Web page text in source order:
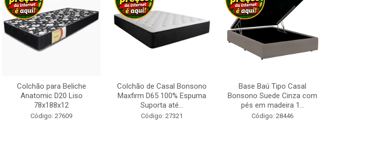
Colchão para Beliche
Anatomic D20 Liso
78x188x12
Código: 27609
Colchão de Casal Bonsono
Maxfirm D65 100% Espuma
Suporta até...
Código: 27321
Base Baú Tipo Casal
Bonsono Suede Cinza com
pés em madeira 1...
Código: 28446